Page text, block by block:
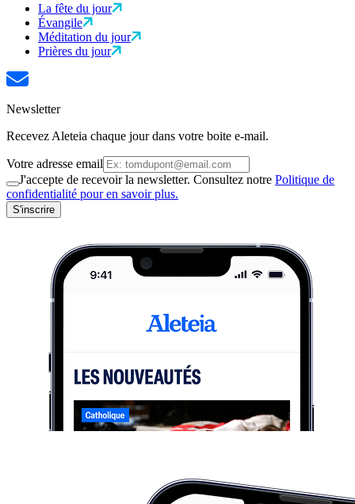
La fête du jour
Évangile
Méditation du jour
Prières du jour
Newsletter
Recevez Aleteia chaque jour dans votre boite e-mail.
Votre adresse email
J'accepte de recevoir la newsletter. Consultez notre Politique de
confidentialité pour en savoir plus.
S'inscrire